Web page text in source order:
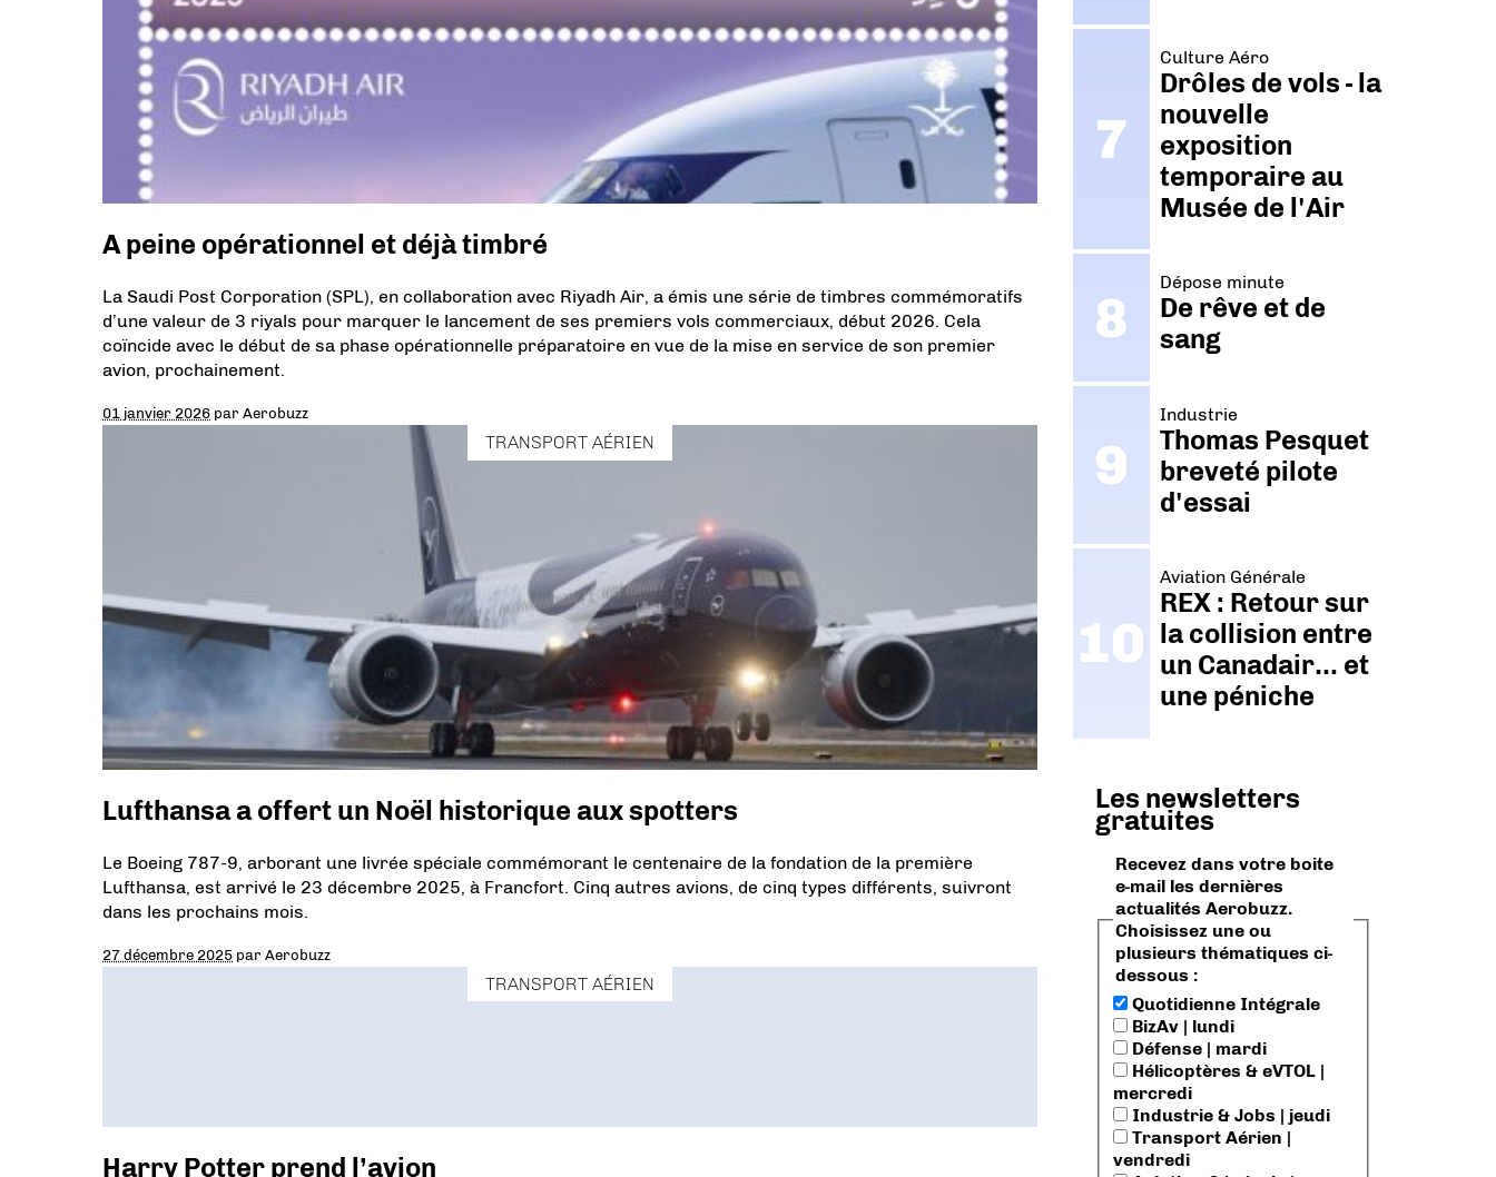
A peine opérationnel et déjà timbré
La Saudi Post Corporation (SPL), en collaboration avec Riyadh Air, a émis une série de timbres commémoratifs
d’une valeur de 3 riyals pour marquer le lancement de ses premiers vols commerciaux, début 2026. Cela
coïncide avec le début de sa phase opérationnelle préparatoire en vue de la mise en service de son premier
avion, prochainement.
01 janvier 2026 parAerobuzz
TRANSPORT AÉRIEN
Lufthansa a offert un Noël historique aux spotters
Le Boeing 787-9, arborant une livrée spéciale commémorant le centenaire de la fondation de la première
Lufthansa, est arrivé le 23 décembre 2025, à Francfort. Cinq autres avions, de cinq types différents, suivront
dans les prochains mois.
27 décembre 2025 parAerobuzz
TRANSPORT AÉRIEN
Harry Potter prend l’avion
Culture Aéro
Drôles de vols - la
nouvelle
exposition
temporaire au
Musée de l'Air
Dépose minute
De rêve et de
sang
Industrie
Thomas Pesquet
breveté pilote
d'essai
Aviation Générale
REX : Retour sur
la collision entre
un Canadair… et
une péniche
Les newsletters
gratuites
Recevez dans votre boite
e-mail les dernières
actualités Aerobuzz.
Choisissez une ou
plusieurs thématiques ci-
dessous :
Quotidienne Intégrale
BizAv | lundi
Défense | mardi
Hélicoptères & eVTOL |
mercredi
Industrie & Jobs | jeudi
Transport Aérien |
vendredi